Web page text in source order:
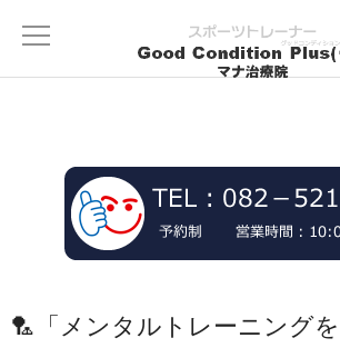
🏸「メンタルトレーニング